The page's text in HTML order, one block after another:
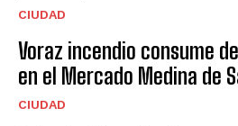
CIUDAD
Voraz incendio consume
en el Mercado Medina de
CIUDAD